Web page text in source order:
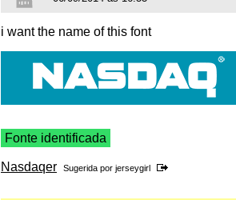
i want the name of this font
Fonte identificada
Nasdaqer Sugerida por jerseygirl